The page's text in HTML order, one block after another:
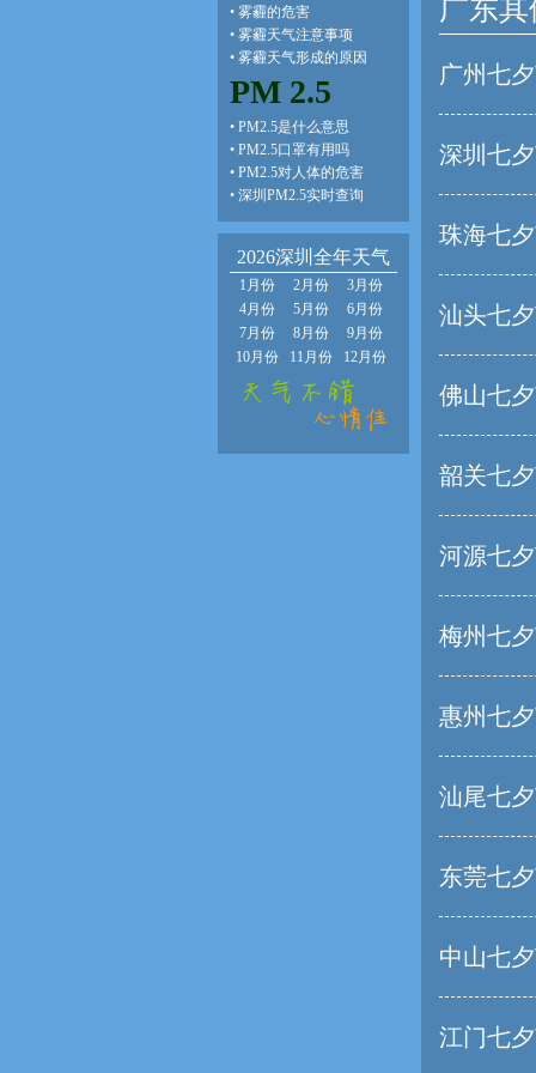
• 雾霾的危害
• 雾霾天气注意事项
• 雾霾天气形成的原因
PM 2.5
• PM2.5是什么意思
• PM2.5口罩有用吗
• PM2.5对人体的危害
• 深圳PM2.5实时查询
2026深圳全年天气
1月份 2月份
3月份
4月份
5月份
6月份
7月份
8月份
9月份
10月份
11月份 12月份
广东
广州七
深圳七
珠海七
汕头七
佛山七
韶关七
河源七
梅州七
惠州七
汕尾七
东莞七
中山七
江门七